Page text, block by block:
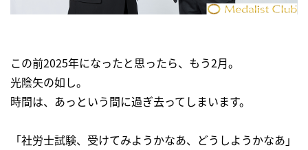
この前2025年になったと思ったら、もう2月。
光陰矢の如し。
時間は、あっという間に過ぎ去ってしまいます。
「社労士試験、受けてみようかなあ、どうしようかなあ」